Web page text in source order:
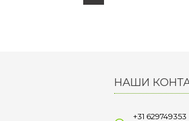
НАШИ
+31 629749353